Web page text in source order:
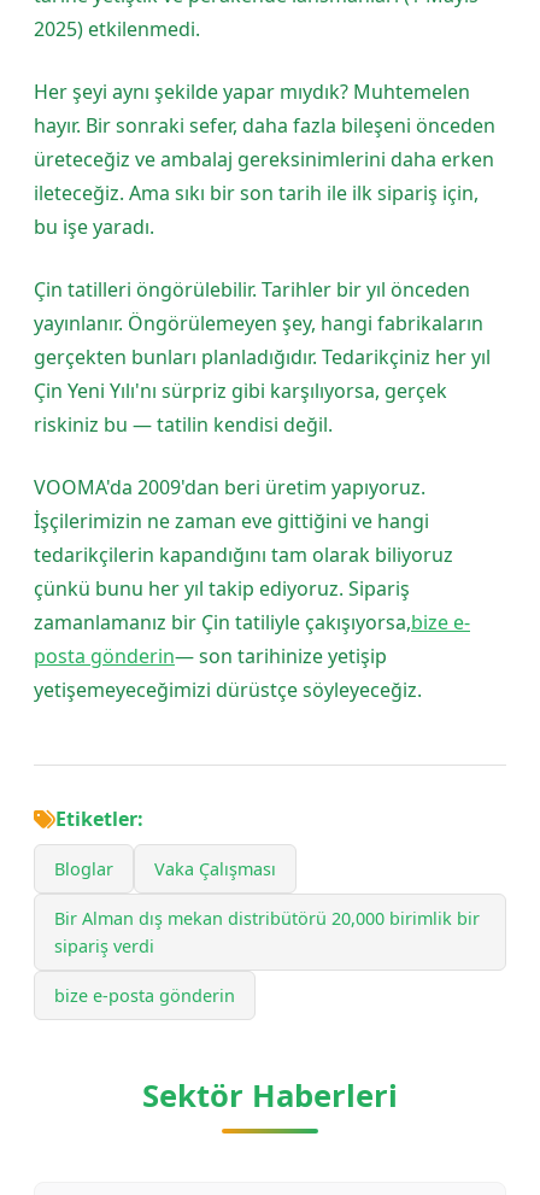
2025) etkilenmedi.
Her şeyi aynı şekilde yapar mıydık? Muhtemelen
hayır. Bir sonraki sefer, daha fazla bileşeni önceden
üreteceğiz ve ambalaj gereksinimlerini daha erken
ileteceğiz. Ama sıkı bir son tarih ile ilk sipariş için,
bu işe yaradı.
Çin tatilleri öngörülebilir. Tarihler bir yıl önceden
yayınlanır. Öngörülemeyen şey, hangi fabrikaların
gerçekten bunları planladığıdır. Tedarikçiniz her yıl
Çin Yeni Yılı'nı sürpriz gibi karşılıyorsa, gerçek
riskiniz bu — tatilin kendisi değil.
VOOMA'da 2009'dan beri üretim yapıyoruz.
İşçilerimizin ne zaman eve gittiğini ve hangi
tedarikçilerin kapandığını tam olarak biliyoruz
çünkü bunu her yıl takip ediyoruz. Sipariş
zamanlamanız bir Çin tatiliyle çakışıyorsa,bize e-
posta gönderin— son tarihinize yetişip
yetişemeyeceğimizi dürüstçe söyleyeceğiz.
Etiketler:
Bloglar Vaka Çalışması
Bir Alman dış mekan distribütörü 20,000 birimlik bir
sipariş verdi
bize e-posta gönderin
Sektör Haberleri